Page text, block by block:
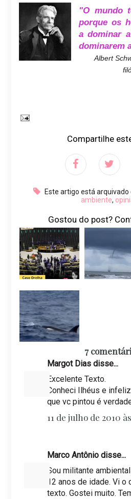
"O mundo
porque os
a dominar
dominarem
Albert
Compartilhe
Este artigo está arquivado
ambiente,
Gostou do post?
7
Margot Dias disse...
Excelente Texto.
Conheci Ilhéus e
que vc pintou é
11 de julho de 2010
Marco Antônio disse...
Sou militante
12 anos de idade. Vi o
texto. Gostei muito.